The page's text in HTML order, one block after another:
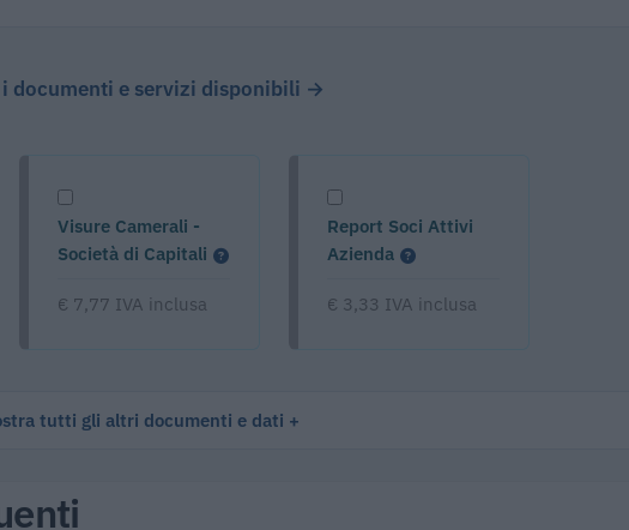
documenti e servizi disponibili →
Visure Camerali -
Società di Capitali
€ 7,77 IVA inclusa
Report Soci Attivi
Azienda
€ 3,33 IVA inclusa
tutti gli altri documenti e dati